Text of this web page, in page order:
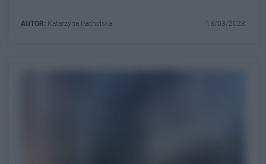
AUTOR: Katarzyna Pachelska 18/03/2023